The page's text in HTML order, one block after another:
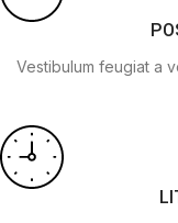
Vestibulum feugiat a